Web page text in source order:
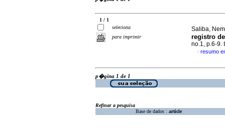
1 / 1
seleciona
para imprimir
Saliba,
registro
no.1, p.6-9.
· resumo
p�gina 1 de 1
Refinar a pesquisa
Base de dados : article